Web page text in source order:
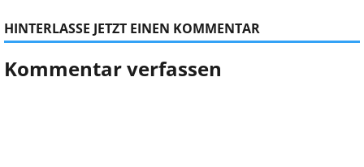
HINTERLASSE JETZT EINEN KOMMENTAR
Kommentar verfassen